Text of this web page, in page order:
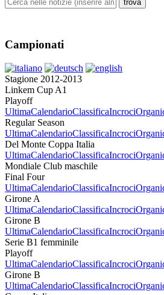
Campionati
Stagione 2012-2013
Linkem Cup A1
Playoff
UltimaCalendarioClassificaIncroci
Regular Season
UltimaCalendarioClassificaIncroci
Del Monte Coppa Italia
UltimaCalendarioClassificaIncroci
Mondiale Club maschile
Final Four
UltimaCalendarioClassificaIncroci
Girone A
UltimaCalendarioClassificaIncroci
Girone B
UltimaCalendarioClassificaIncroci
Serie B1 femminile
Playoff
UltimaCalendarioClassificaIncroci
Girone B
UltimaCalendarioClassificaIncroci